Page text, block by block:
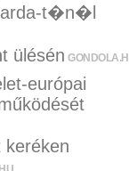
t�n�l
ülésén
európai
keréken